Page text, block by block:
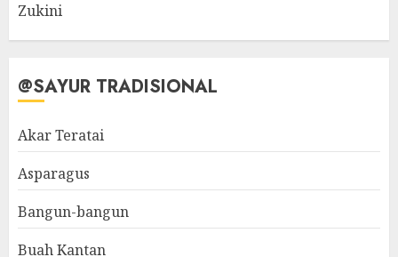
Zukini
@SAYUR TRADISIONAL
Akar Teratai
Asparagus
Bangun-bangun
Buah Kantan